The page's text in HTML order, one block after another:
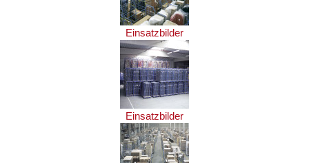
Einsatzbilder
Einsatzbilder